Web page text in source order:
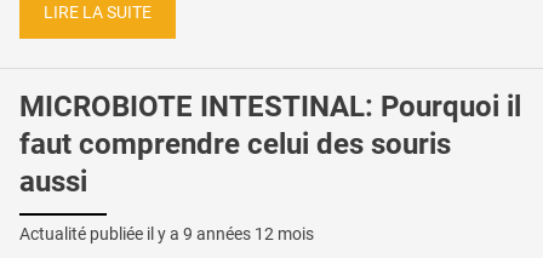
LIRE LA SUITE
MICROBIOTE INTESTINAL: Pourquoi il
faut comprendre celui des souris
aussi
Actualité publiée il y a 9 années 12 mois